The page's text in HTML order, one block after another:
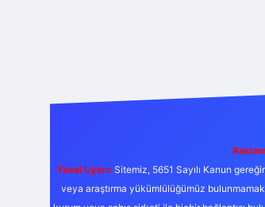
Yasal Uyarı: Sitemiz, 5651 Sayılı Kanun
veya araştırma yükümlülüğümüz